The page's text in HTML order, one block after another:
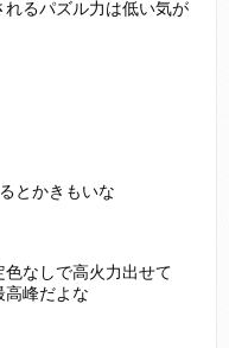
るパズル力は低い気が
とかきもいな
なしで高火力出せて
高峰だよな